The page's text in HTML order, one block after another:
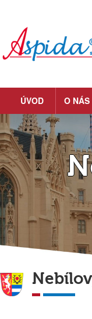
ÚVOD O NÁS